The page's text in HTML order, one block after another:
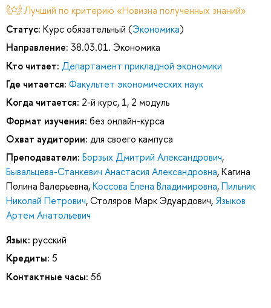
Лучший по критерию «Новизна полученных знаний»
Статус: Курс обязательный (Экономика)
Направление: 38.03.01. Экономика
Кто читает: Департамент прикладной экономики
Где читается: Факультет экономических наук
Когда читается: 2-й курс, 1, 2 модуль
Формат изучения: без онлайн-курса
Охват аудитории: для своего кампуса
Преподаватели: Борзых Дмитрий Александрович,
Бывальцева-Станкевич Анастасия Александровна,Кагина
Полина Валерьевна,Коссова Елена Владимировна,Пильник
Николай Петрович,Столяров Марк Эдуардович, Языков
Артем Анатольевич
Язык: русский
Кредиты: 5
Контактные часы: 56